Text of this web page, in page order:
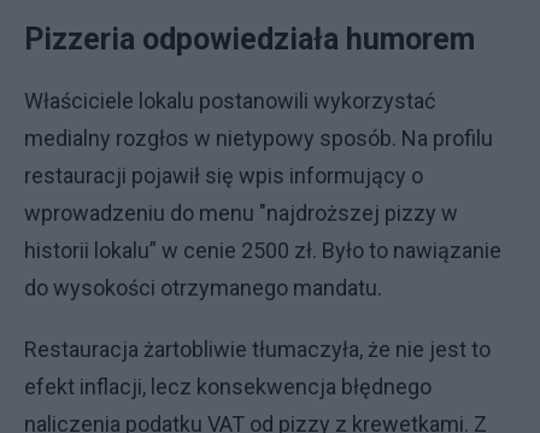
Pizzeria odpowiedziała humorem
Właściciele lokalu postanowili wykorzystać
medialny rozgłos w nietypowy sposób. Na profilu
restauracji pojawił się wpis informujący o
wprowadzeniu do menu "najdroższej pizzy w
historii lokalu” w cenie 2500 zł. Było to nawiązanie
do wysokości otrzymanego mandatu.
Restauracja żartobliwie tłumaczyła, że nie jest to
efekt inflacji, lecz konsekwencja błędnego
naliczenia podatku VAT od pizzy z krewetkami. Z